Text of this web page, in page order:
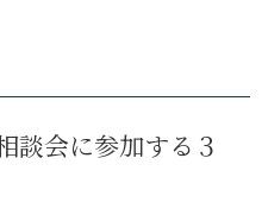
談会に参加する３